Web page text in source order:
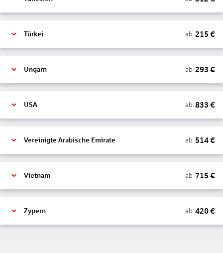
Türkei ab 215 €
Ungarn ab 293 €
USA ab 833 €
Vereinigte Arabische Emirate ab 514€
Vietnam ab 715 €
Zypern ab 420€